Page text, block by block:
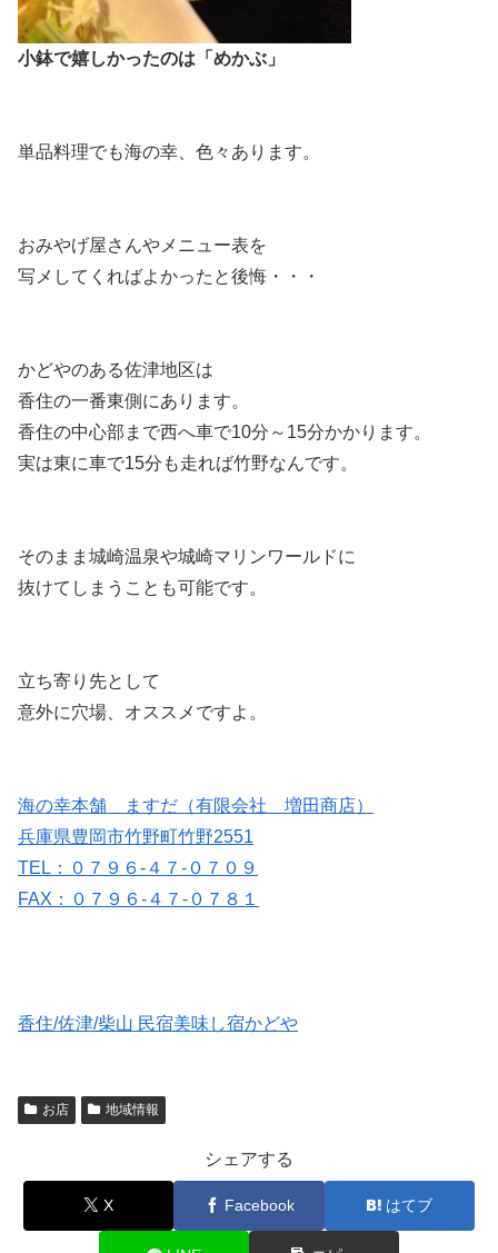
小鉢で嬉しかったのは「めかぶ」
単品料理でも海の幸、色々あります。
おみやげ屋さんやメニュー表を
写メしてくればよかったと後悔・・・
かどやのある佐津地区は
香住の一番東側にあります。
香住の中心部まで西へ車で10分～15分かかります。
実は東に車で15分も走れば竹野なんです。
そのまま城崎温泉や城崎マリンワールドに
抜けてしまうことも可能です。
立ち寄り先として
意外に穴場、オススメですよ。
海の幸本舗 ますだ（有限会社 増田商店）
兵庫県豊岡市竹野町竹野2551
TEL：０７９６-４７-０７０９
FAX：０７９６-４７-０７８１
香住/佐津/柴山 民宿美味し宿かどや
お店 地域情報
シェアする
X Facebook はてブ